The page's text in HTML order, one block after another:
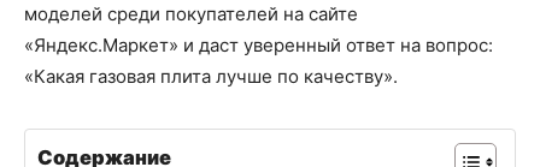
моделей среди покупателей на сайте
«Яндекс.Маркет» и даст уверенный ответ на вопрос:
«Какая газовая плита лучше по качеству».
Содержание